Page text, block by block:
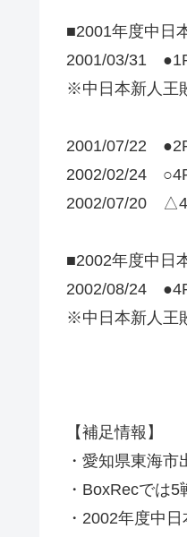
■2001年度中日
2001/03/31
※中日本新人王
2001/07/22
2002/02/24
2002/07/20
■2002年度中日
2002/08/24
※中日本新人王
【補足情報】
・愛知県東海市
・BoxRecでは
・2002年度中